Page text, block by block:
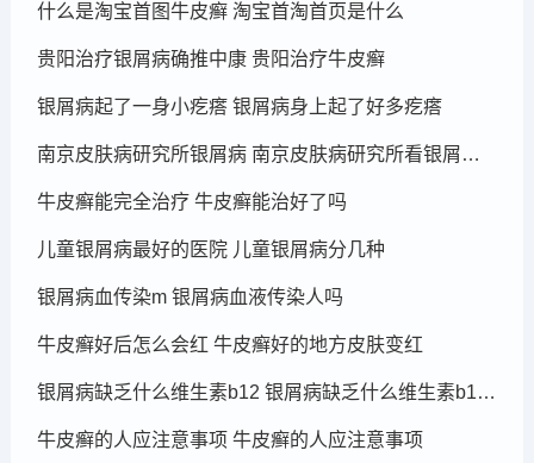
什么是淘宝首图牛皮癣 淘宝首淘首页是什么
贵阳治疗银屑病确推中康 贵阳治疗牛皮癣
银屑病起了一身小疙瘩 银屑病身上起了好多疙瘩
南京皮肤病研究所银屑病 南京皮肤病研究所看银屑病哪个医生厉害
牛皮癣能完全治疗 牛皮癣能治好了吗
儿童银屑病最好的医院 儿童银屑病分几种
银屑病血传染m 银屑病血液传染人吗
牛皮癣好后怎么会红 牛皮癣好的地方皮肤变红
银屑病缺乏什么维生素b12 银屑病缺乏什么维生素b12可以补充
牛皮癣的人应注意事项 牛皮癣的人应注意事项